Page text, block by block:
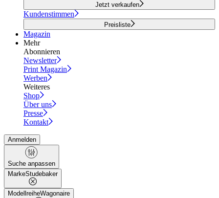
Jetzt verkaufen
Kundenstimmen
Preisliste
Magazin
Mehr
Abonnieren
Newsletter
Print Magazin
Werben
Weiteres
Shop
Über uns
Presse
Kontakt
Anmelden
Suche anpassen
MarkeStudebaker
ModellreiheWagonaire